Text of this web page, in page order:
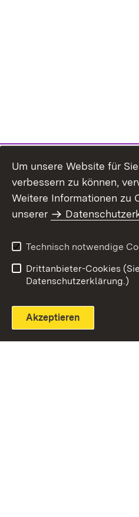
Themenübersicht
Um unsere Website für
verbessern zu können,
Weitere Informationen zu
unserer
Technisch notwendige
Drittanbieter-Cookies
Datenschutzerklärung.)
Akzeptieren